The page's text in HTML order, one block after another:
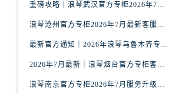
重磅攻略｜浪琴武汉官方专柜2026年7月客户服务电话权威核验
浪琴沧州官方专柜2026年7月最新客服电话｜门店信息+服务攻略
最新官方通知｜2026年浪琴乌鲁木齐专柜服务信息整合，客服热线7月已更新
2026年7月最新｜浪琴烟台官方专柜客户服务热线全攻略，门店信息一网打尽
浪琴南京官方专柜2026年7月服务升级｜客户热线+门店信息重磅公示